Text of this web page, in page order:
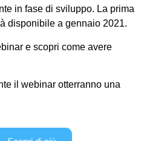
in fase di sviluppo. La prima
disponibile a gennaio 2021.
e scopri come avere
il webinar otterranno una